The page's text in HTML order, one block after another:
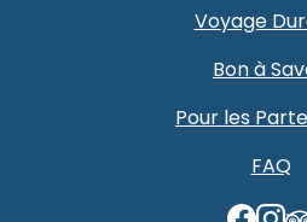
Voyage
Bon à
Pour les
FAQ